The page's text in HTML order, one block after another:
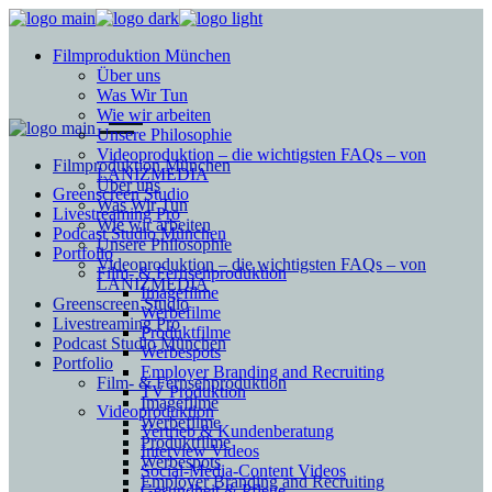
Filmproduktion München
Über uns
Was Wir Tun
Wie wir arbeiten
Unsere Philosophie
Videoproduktion – die wichtigsten FAQs – von
LANIZMEDIA
Greenscreen Studio
Livestreaming Pro
Podcast Studio München
Portfolio
Film- & Fernsehproduktion
Imagefilme
Werbefilme
Produktfilme
Werbespots
Employer Branding and Recruiting
TV Produktion
Videoproduktion
Vertrieb & Kundenberatung
Interview Videos
Social-Media-Content Videos
Filmproduktion München
Über uns
Was Wir Tun
Wie wir arbeiten
Unsere Philosophie
Videoproduktion – die wichtigsten FAQs – von
LANIZMEDIA
Greenscreen Studio
Livestreaming Pro
Podcast Studio München
Portfolio
Film- & Fernsehproduktion
Imagefilme
Werbefilme
Produktfilme
Werbespots
Employer Branding and Recruiting